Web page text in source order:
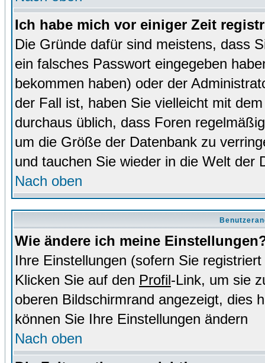
Ich habe mich vor einiger Zeit
Die Gründe dafür sind meistens, dass
ein falsches Passwort eingegeben
bekommen haben) oder der
der Fall ist, haben Sie vielleicht mit
durchaus üblich, dass Foren
um die Größe der Datenbank zu
und tauchen Sie wieder in die Welt der
Nach oben
Wie ändere ich meine
Ihre Einstellungen (sofern Sie
Klicken Sie auf den Profil-Link, um sie
oberen Bildschirmrand angezeigt, dies
können Sie Ihre Einstellungen ändern
Nach oben